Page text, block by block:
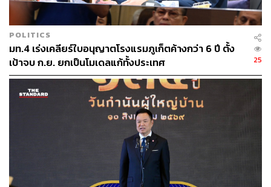
ยาก​ เรียกหัวหน้าพรรคมาได้เดี๋ยวนั้น​ คนนั้นคือสส.ของท่าน
ในเลือกตั้งปี​ 2570 เขาจะมาอยู่กับตนหรือไม่​ ตนไม่สน​ แต่วัน
นี้ตนมาอยู่กับท่านแล้ว สี่อำเภอนี้ก้องอยู่ในหู​ วันนี้ภาพนี้​ วัน
อาทิตย์​แต่คนมาลุ้นหลามขนาดนี้และเป็นผู้นำท้องถิ่น​ นี่ถือ
เป็นพระคุณจริงๆ​ ก่อนที่นายอนุทินจะพนมมือไหว้ขอบคุณ
ถือว่าวันนี้ เราผูกเสี่ยวกัน เพราะดูงบแล้วต้องอุทานเป็นภาษา
อีสาน​ อะหยังมันน้อยเด้อ อะหยังน้อยจังซี่​ คือน้อยแท้ เวลาดู๋ดี๋
เขาโทรมา หัวหน้าครับ​ มีปัญหาอีกแล้วช่วยทะลวงตรงนั้น
ตรงนี้​ หัวหน้าช่วยไปประสานหน่อย​ ติดอยู่ที่ผู้ว่าฯ​ เพราะนี่คือ
หน้าที่ของสส. ที่ตนต้องรับสาย​ เพราะถือว่าวันนี้ได้ทำความดี​
ได้ทำประโยชน์ให้กับชาวบ้านอยู่แล้ว​ ชวนไปกินข้าวไม่ไป
หรอก​ แต่ถ้าชวนให้ไปตามผู้ว่าเร่งรัดงานที่ค้าง ตนทำทันที​
POLITICS
มท.4 เร่งเคลียร์ใบอนุญาตโรงแรมภูเก็ตค้างกว่า 6 ปี ตั้ง
เป้าจบ ก.ย. ยกเป็นโมเดลแก้ทั้งประเทศ
25